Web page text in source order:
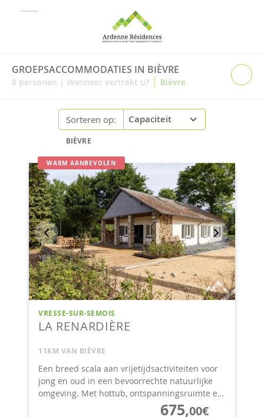
GROEPSACCOMMODATIES IN BIÈVRE
8 personen | Wanneer vertrekt u? | Bièvre
Sorteren op:
BIÈVRE